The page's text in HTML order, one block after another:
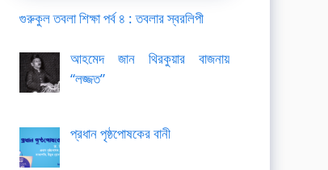
গুরুকুল তবলা শিক্ষা পর্ব ৪ : তবলার স্বরলিপী
আহমেদ জান থিরকুয়ার বাজনায়
“লজ্জত”
প্রধান পৃষ্ঠপোষকের বানী